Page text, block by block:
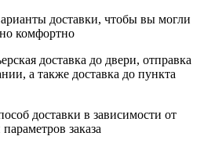
доставки, чтобы вы могли
комфортно
доставка до двери, отправка
а также доставка до пункта
доставки в зависимости от
заказа